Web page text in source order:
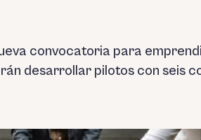
convocatoria para
desarrollar pilotos con seis